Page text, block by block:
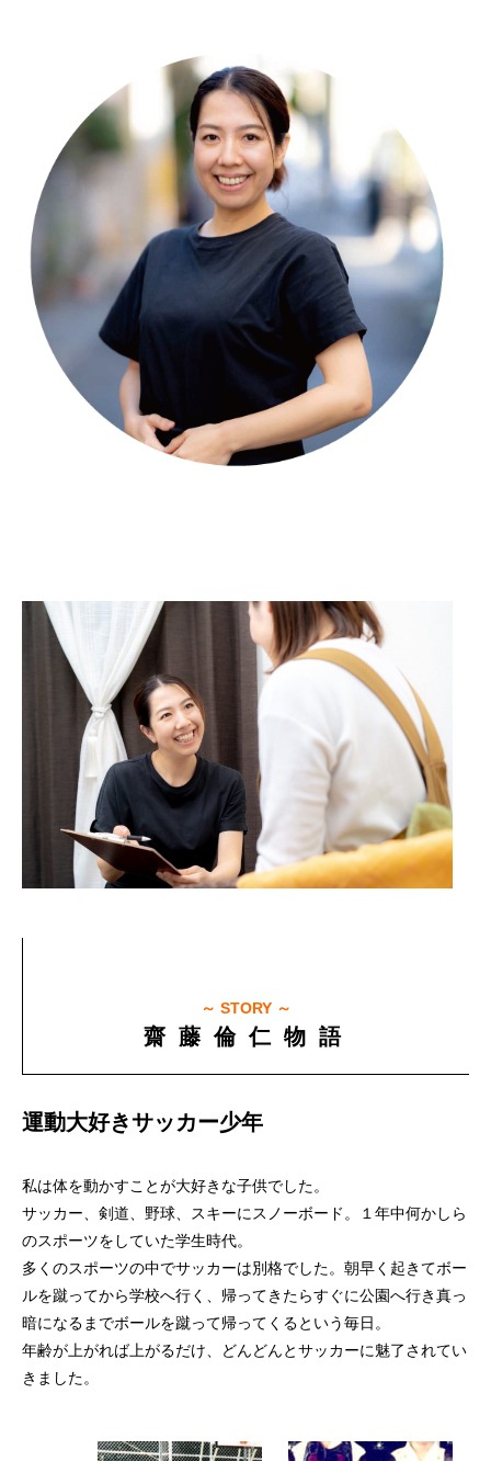
～ STORY ～
齋 藤 倫 仁 物 語
運動大好きサッカー少年
私は体を動かすことが大好きな子供でした。
サッカー、剣道、野球、スキーにスノーボード。１年中何かしら
のスポーツをしていた学生時代。
多くのスポーツの中でサッカーは別格でした。朝早く起きてボー
ルを蹴ってから学校へ行く、帰ってきたらすぐに公園へ行き真っ
暗になるまでボールを蹴って帰ってくるという毎日。
年齢が上がれば上がるだけ、どんどんとサッカーに魅了されてい
きました。